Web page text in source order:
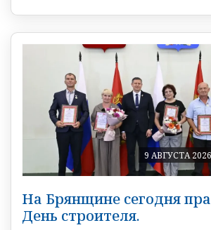
9 АВГУСТА
На Брянщине сегодня
День строителя.